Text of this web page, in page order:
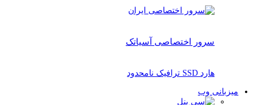
سرور اختصاصی آسیاتک
هارد SSD ترافیک نامحدود
میزبانی وب